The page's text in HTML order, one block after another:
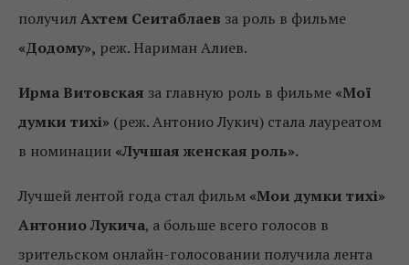
получилАхтем Сеитаблаев за роль в фильме
«Додому», реж. Нариман Алиев.
Ирма Витовская за главную роль в фильме «Мої
думки тихі» (реж. Антонио Лукич) стала лауреатом
в номинации «Лучшая женская роль».
Лучшей лентой года стал фильм «Мои думки тихі»
Антонио Лукича, а больше всего голосов в
зрительском онлайн-голосовании получила лента